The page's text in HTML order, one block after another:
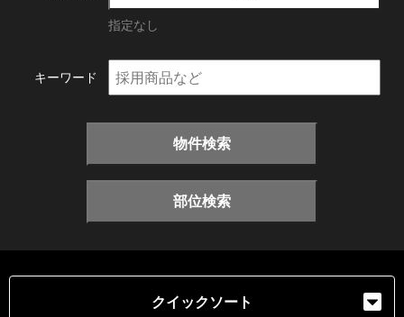
指定なし
キーワード
物件検索
部位検索
クイックソート